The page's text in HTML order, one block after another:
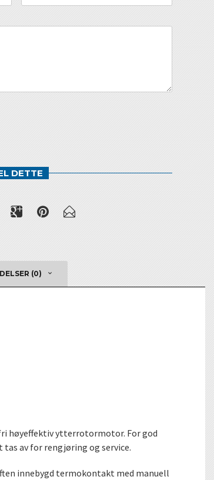
DETTE
(0)
høyeffektiv ytterrotormotor. For god
av for rengjøring og service.
innebygd termokontakt med manuell